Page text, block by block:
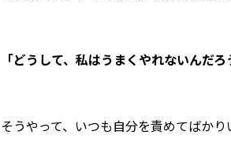
「どうして、私はうまくやれないんだろ
そうやって、いつも自分を責めてばかり